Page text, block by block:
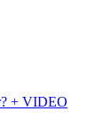
+ VIDEO